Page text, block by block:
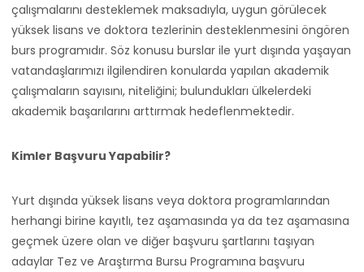
çalışmalarını desteklemek maksadıyla, uygun görülecek
yüksek lisans ve doktora tezlerinin desteklenmesini öngören
burs programıdır. Söz konusu burslar ile yurt dışında yaşayan
vatandaşlarımızı ilgilendiren konularda yapılan akademik
çalışmaların sayısını, niteliğini; bulundukları ülkelerdeki
akademik başarılarını arttırmak hedeflenmektedir.
Kimler Başvuru Yapabilir?
Yurt dışında yüksek lisans veya doktora programlarından
herhangi birine kayıtlı, tez aşamasında ya da tez aşamasına
geçmek üzere olan ve diğer başvuru şartlarını taşıyan
adaylar Tez ve Araştırma Bursu Programına başvuru